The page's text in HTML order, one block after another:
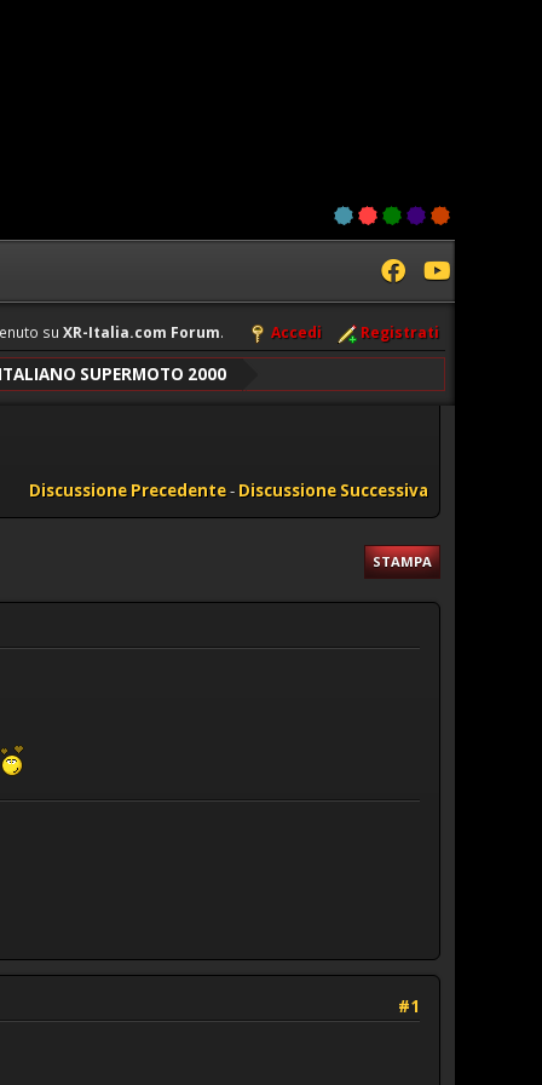
su XR-Italia.com Forum. Accedi Registrati
SUPERMOTO 2000
Discussione Precedente- Discussione Successiva
STAMPA
#1